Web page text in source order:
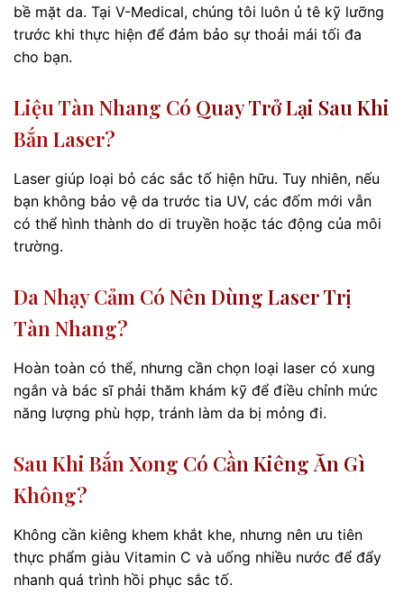
bề mặt da. Tại V-Medical, chúng tôi luôn ủ tê kỹ lưỡng
trước khi thực hiện để đảm bảo sự thoải mái tối đa
cho bạn.
Liệu Tàn Nhang Có Quay Trở Lại Sau Khi
Bắn Laser?
Laser giúp loại bỏ các sắc tố hiện hữu. Tuy nhiên, nếu
bạn không bảo vệ da trước tia UV, các đốm mới vẫn
có thể hình thành do di truyền hoặc tác động của môi
trường.
Da Nhạy Cảm Có Nên Dùng Laser Trị
Tàn Nhang?
Hoàn toàn có thể, nhưng cần chọn loại laser có xung
ngắn và bác sĩ phải thăm khám kỹ để điều chỉnh mức
năng lượng phù hợp, tránh làm da bị mỏng đi.
Sau Khi Bắn Xong Có Cần Kiêng Ăn Gì
Không?
Không cần kiêng khem khắt khe, nhưng nên ưu tiên
thực phẩm giàu Vitamin C và uống nhiều nước để đẩy
nhanh quá trình hồi phục sắc tố.